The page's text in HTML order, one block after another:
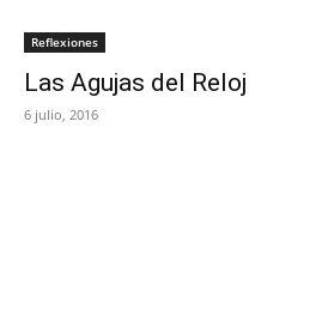
Reflexiones
Las Agujas del Reloj
6 julio, 2016